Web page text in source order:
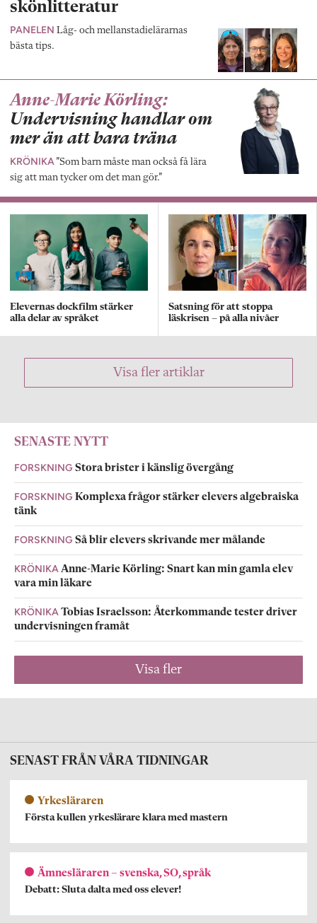
skönlitteratur
PANELEN Låg- och mellanstadielärarnas
bästa tips.
Anne-Marie Körling:
Undervisning handlar om
mer än att bara träna
KRÖNIKA”Som barn måste man också få lära
sig att man tycker om det man gör.”
Elevernas dockfilm stärker
alla delar av språket
Satsning för att stoppa
läskrisen – på alla nivåer
Visa fler artiklar
SENASTE NYTT
FORSKNING Stora brister i känslig övergång
FORSKNING Komplexa frågor stärker elevers algebraiska
tänk
FORSKNING Så blir elevers skrivande mer målande
KRÖNIKA Anne-Marie Körling: Snart kan min gamla elev
vara min läkare
KRÖNIKA Tobias Israelsson: Återkommande tester driver
undervisningen framåt
Visa fler
SENAST FRÅN VÅRA TIDNINGAR
Yrkesläraren
Första kullen yrkeslärare klara med mastern
Ämnesläraren – svenska, SO, språk
Debatt: Sluta dalta med oss elever!